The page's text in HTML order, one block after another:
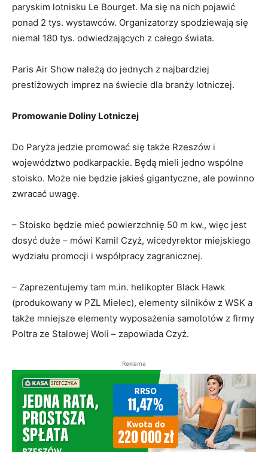
paryskim lotnisku Le Bourget. Ma się na nich pojawić
ponad 2 tys. wystawców. Organizatorzy spodziewają się
niemal 180 tys. odwiedzających z całego świata.
Paris Air Show należą do jednych z najbardziej
prestiżowych imprez na świecie dla branży lotniczej.
Promowanie Doliny Lotniczej
Do Paryża jedzie promować się także Rzeszów i
województwo podkarpackie. Będą mieli jedno wspólne
stoisko. Może nie będzie jakieś gigantyczne, ale powinno
zwracać uwagę.
– Stoisko będzie mieć powierzchnię 50 m kw., więc jest
dosyć duże – mówi Kamil Czyż, wicedyrektor miejskiego
wydziału promocji i współpracy zagranicznej.
– Zaprezentujemy tam m.in. helikopter Black Hawk
(produkowany w PZL Mielec), elementy silników z WSK a
także mniejsze elementy wyposażenia samolotów z firmy
Poltra ze Stalowej Woli – zapowiada Czyż.
Reklama